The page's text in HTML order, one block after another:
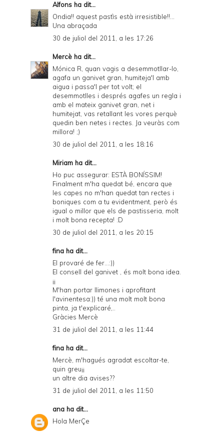
Alfons ha dit...
Ondia!! aquest pastìs està irresistible!!...
Una abraçada
30 de juliol del 2011, a les 17:26
Mercè ha dit...
Mónica R, quan vagis a desemmotllar-lo,
agafa un ganivet gran, humiteja'l amb
aigua i passa'l per tot volt; el
desemmotlles i després agafes un regla i
amb el mateix ganivet gran, net i
humitejat, vas retallant les vores perquè
quedin ben netes i rectes. Ja veuràs com
millora! ;)
30 de juliol del 2011, a les 18:16
Miriam ha dit...
Ho puc assegurar: ESTÀ BONÍSSIM!
Finalment m'ha quedat bé, encara que
les capes no m'han quedat tan rectes i
boniques com a tu evidentment, però és
igual o millor que els de pastisseria, molt
i molt bona recepta! :D
30 de juliol del 2011, a les 20:15
fina ha dit...
El provaré de fer...:))
El consell del ganivet , és molt bona idea.
¡¡
M'han portar llimones i aprofitant
l'avinentesa:)) té una molt molt bona
pinta, ja t'explicaré,..
Gràcies Mercè
31 de juliol del 2011, a les 11:44
fina ha dit...
Mercè, m'hagués agradat escoltar-te,
quin greu¡¡
un altre dia avises??
31 de juliol del 2011, a les 11:50
ana ha dit...
Hola MerÇe